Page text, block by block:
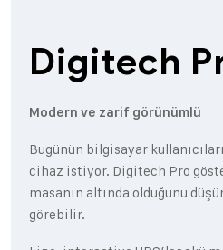
Digitech
Modern ve zarif görünümlü
Bugünün bilgisayar
cihaz istiyor. Digitech Pro
masanın altında olduğunu
görebilir.